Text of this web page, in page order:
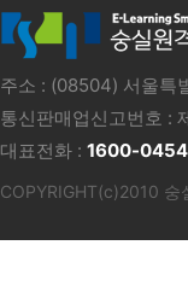
주소 : (08504) 서울특
통신판매업신고번호 :
대표전화 : 1600-0454
COPYRIGHT(c)2010